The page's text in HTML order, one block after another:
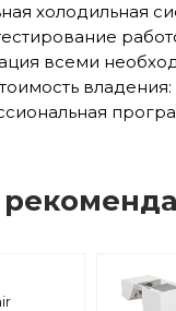
холодильная
всеми